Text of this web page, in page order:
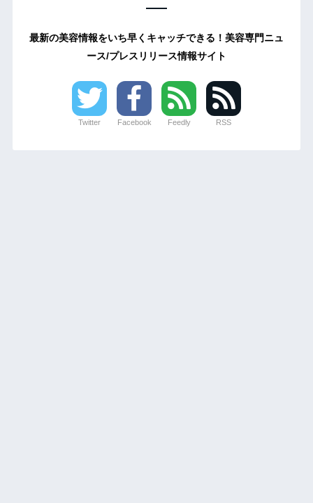
最新の美容情報をいち早くキャッチできる！美容専門ニュ
ース/プレスリリース情報サイト
Twitter Facebook Feedly RSS